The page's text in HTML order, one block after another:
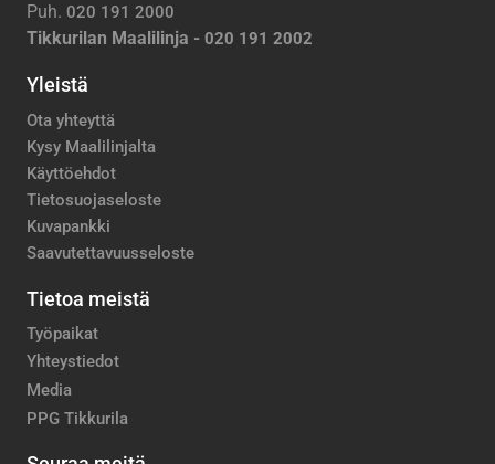
Puh. 020 191 2000
Tikkurilan Maalilinja - 020 191 2002
Yleistä
Ota yhteyttä
Kysy Maalilinjalta
Käyttöehdot
Tietosuojaseloste
Kuvapankki
Saavutettavuusseloste
Tietoa meistä
Työpaikat
Yhteystiedot
Media
PPG Tikkurila